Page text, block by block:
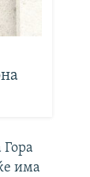
има